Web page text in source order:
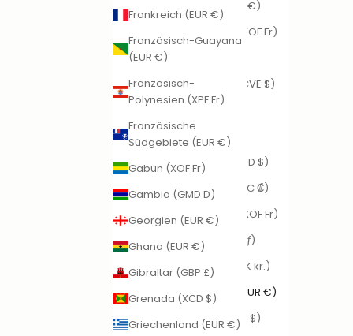
Frankreich (EUR €)
Französisch-Guayana
(EUR €)
Französisch-
Polynesien (XPF Fr)
Französische
Südgebiete (EUR €)
Gabun (XOF Fr)
Gambia (GMD D)
Georgien (EUR €)
Ghana (EUR €)
Gibraltar (GBP £)
Grenada (XCD $)
Griechenland (EUR €)
Bulgarien (EUR €)
Burkina Faso (XOF Fr)
Cabo Verde (CVE $)
Cookinseln (NZD $)
Costa Rica (CRC ₡)
Côte d’Ivoire (XOF Fr)
Curaçao (ANG ƒ)
Dänemark (DKK kr.)
Deutschland (EUR €)
Dominica (XCD $)